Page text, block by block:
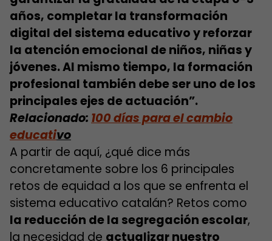
años, completar la transformación
digital del sistema educativo y reforzar
la atención emocional de niños, niñas y
jóvenes. Al mismo tiempo, la formación
profesional también debe ser uno de los
principales ejes de actuación”.
Relacionado: 100 días para el cambio
educativo
A partir de aquí, ¿qué dice más
concretamente sobre los 6 principales
retos de equidad a los que se enfrenta el
sistema educativo catalán? Retos como
la reducción de la segregación escolar,
la necesidad de actualizar nuestro